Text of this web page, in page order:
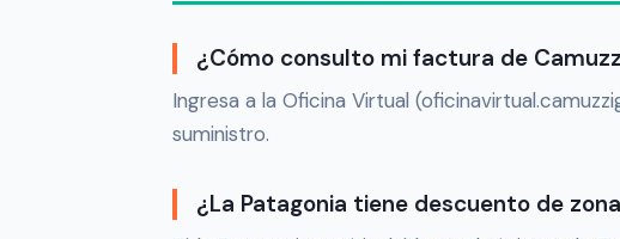
¿Cómo consulto mi factura de
Ingresa a la Oficina Virtual
suministro.
¿La Patagonia tiene descuento de